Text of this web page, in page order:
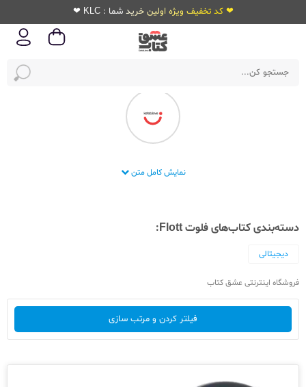
❤ کد تخفیف ویژه اولین خرید شما : KLC ❤
شرکت فلوت
نمایش کامل متن
دسته‌بندی کتاب‌های فلوت Flott:
دیجیتالی
فروشگاه اینترنتی عشق کتاب
فیلتر کردن و مرتب سازی